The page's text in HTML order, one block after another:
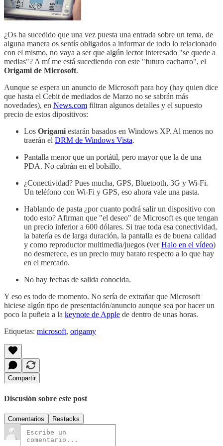
¿Os ha sucedido que una vez puesta una entrada sobre un tema, de
alguna manera os sentís obligados a informar de todo lo relacionado
con el mismo, no vaya a ser que algún lector interesado "se quede a
medias"? A mí me está sucediendo con este "futuro cacharro", el
Origami de Microsoft.
Aunque se espera un anuncio de Microsoft para hoy (hay quien dice
que hasta el Cebit de mediados de Marzo no se sabrán más
novedades), en News.com filtran algunos detalles y el supuesto
precio de estos dipositivos:
Los Origamiestarán basados en Windows XP. Al menos no
traerán el DRM de Windows Vista.
Pantalla menor que un portátil, pero mayor que la de una
PDA. No cabrán en el bolsillo.
¿Conectividad? Pues mucha, GPS, Bluetooth, 3G y Wi-Fi.
Un teléfono con Wi-Fi y GPS, eso ahora vale una pasta.
Hablando de pasta ¿por cuanto podrá salir un dispositivo con
todo esto? Afirman que "el deseo" de Microsoft es que tengan
un precio inferior a 600 dólares. Si trae toda esa conectividad,
la batería es de larga duración, la pantalla es de buena calidad
y como reproductor multimedia/juegos (verHalo en el vídeo)
no desmerece, es un precio muy barato respecto a lo que hay
en el mercado.
No hay fechas de salida conocida.
Y eso es todo de momento. No sería de extrañar que Microsoft
hiciese algún tipo de presentación/anuncio aunque sea por hacer un
poco la puñeta a la keynote de Apple de dentro de unas horas.
Etiquetas: microsoft, origamy
Compartir
Discusión sobre este post
Comentarios Restacks